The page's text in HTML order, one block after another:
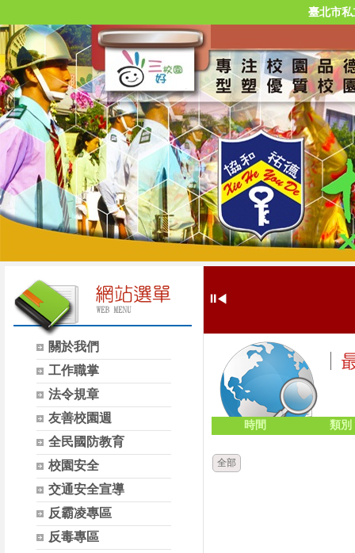
臺北市
關於我們
工作職掌
法令規章
友善校園週
全民國防教育
校園安全
交通安全宣導
反霸凌專區
反毒專區
⏸◀
時間 類別
全部